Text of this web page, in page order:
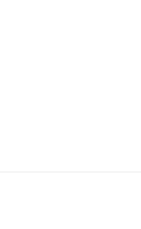
memuat lebih cepat
waktu lama untuk
akan muncul
teknis untuk
di Minecraft.